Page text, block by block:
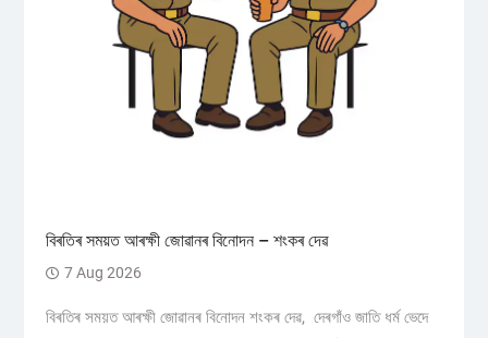
বিৰতিৰ সময়ত আৰক্ষী জোৱানৰ বিনোদন – শংকৰ দেৱ
7 Aug 2026
বিৰতিৰ সময়ত আৰক্ষী জোৱানৰ বিনোদন শংকৰ দেৱ, দেৰগাঁও জাতি ধৰ্ম ভেদে